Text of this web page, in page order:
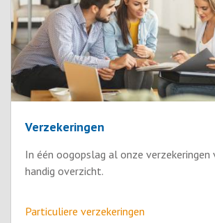
Verzekeringen
In één oogopslag al onze verzekeringen
handig overzicht.
Particuliere verzekeringen